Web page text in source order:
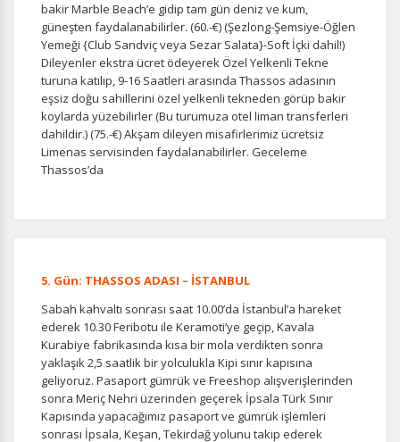
bakir Marble Beach’e gidip tam gün deniz ve kum,
güneşten faydalanabilirler. (60.-€) (Şezlong-Şemsiye-Öğlen
Yemeği {Club Sandviç veya Sezar Salata}-Soft İçki dahil!)
Dileyenler ekstra ücret ödeyerek Özel Yelkenli Tekne
turuna katılıp, 9-16 Saatleri arasında Thassos adasının
eşsiz doğu sahillerini özel yelkenli tekneden görüp bakir
koylarda yüzebilirler (Bu turumuza otel liman transferleri
dahildir.) (75.-€) Akşam dileyen misafirlerimiz ücretsiz
Limenas servisinden faydalanabilirler. Geceleme
Thassos’da
5. Gün: THASSOS ADASI – İSTANBUL
Sabah kahvaltı sonrası saat 10.00’da İstanbul’a hareket
ederek 10.30 Feribotu ile Keramoti’ye geçip, Kavala
Kurabiye fabrikasında kısa bir mola verdikten sonra
yaklaşık 2,5 saatlik bir yolculukla Kipi sınır kapısına
geliyoruz. Pasaport gümrük ve Freeshop alışverişlerinden
sonra Meriç Nehri üzerinden geçerek İpsala Türk Sınır
Kapısında yapacağımız pasaport ve gümrük işlemleri
sonrası İpsala, Keşan, Tekirdağ yolunu takip ederek